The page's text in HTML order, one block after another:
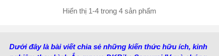
Hiển thị 1-4 trong 4 sản phẩm
Dưới đây là bài viết chia sẻ những kiến thức hữu ích, kinh